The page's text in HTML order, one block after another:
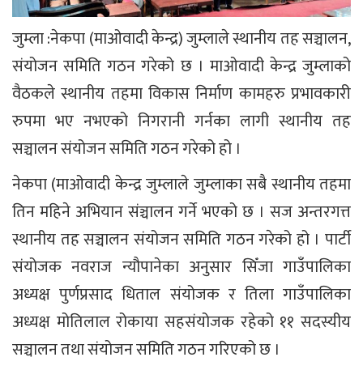
जुम्ला :नेकपा (माओवादी केन्द्र) जुम्लाले स्थानीय तह सञ्चालन,
संयोजन समिति गठन गरेको छ । माओवादी केन्द्र जुम्लाको
वैठकले स्थानीय तहमा विकास निर्माण कामहरु प्रभावकारी
रुपमा भए नभएको निगरानी गर्नका लागी स्थानीय तह
सञ्चालन संयोजन समिति गठन गरेको हो ।
नेकपा (माओवादी केन्द्र जुम्लाले जुम्लाका सबै स्थानीय तहमा
तिन महिने अभियान संञ्चालन गर्ने भएको छ । सज अन्तरगत्त
स्थानीय तह सञ्चालन संयोजन समिति गठन गरेको हो । पार्टी
संयोजक नवराज न्यौपानेका अनुसार सिँजा गाउँपालिका
अध्यक्ष पुर्णप्रसाद धिताल संयोजक र तिला गाउँपालिका
अध्यक्ष मोतिलाल रोकाया सहसंयोजक रहेको ११ सदस्यीय
सञ्चालन तथा संयोजन समिति गठन गरिएको छ ।